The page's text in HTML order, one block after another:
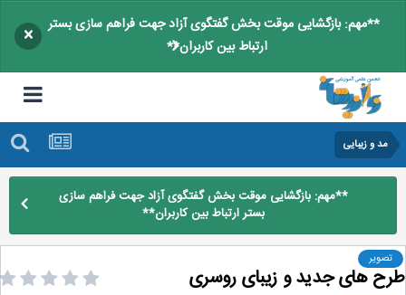
**مهم: بازگشایی موقت بخش گفتگوی آزاد جهت فراهم سازی بستر
ارتباط بین کاربران**
×
مد و زیبایی
**مهم: بازگشایی موقت بخش گفتگوی آزاد جهت فراهم سازی
بستر ارتباط بین کاربران**
تصویر
های جدید و زیبای روسری